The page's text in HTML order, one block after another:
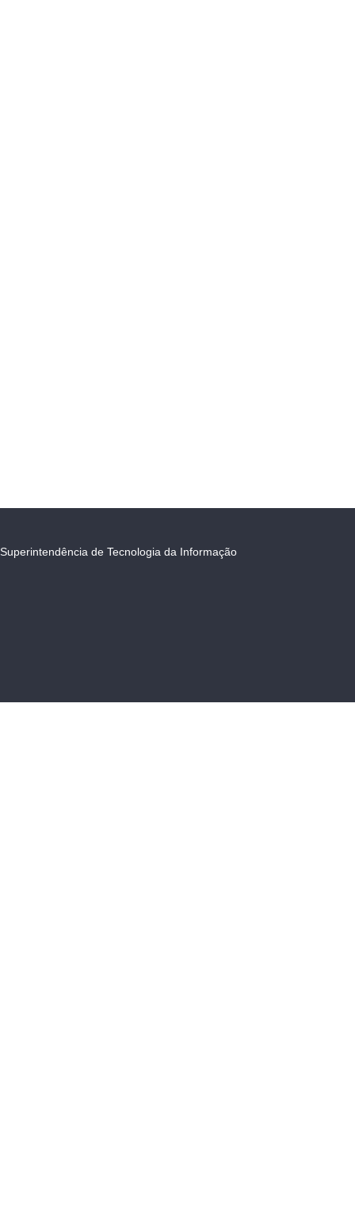
Superintendência de Tecnologia da Informação